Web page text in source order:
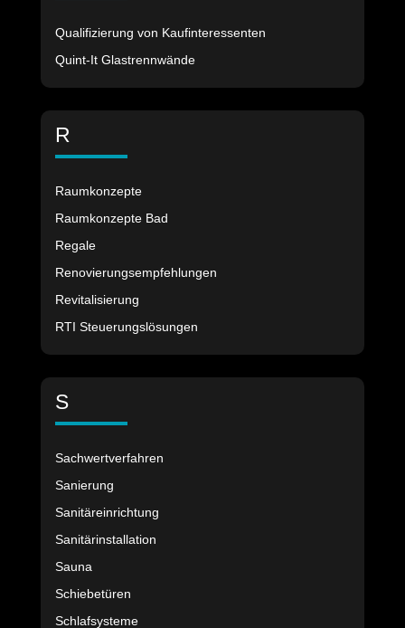
Qualifizierung von Kaufinteressenten
Quint-It Glastrennwände
R
Raumkonzepte
Raumkonzepte Bad
Regale
Renovierungsempfehlungen
Revitalisierung
RTI Steuerungslösungen
S
Sachwertverfahren
Sanierung
Sanitäreinrichtung
Sanitärinstallation
Sauna
Schiebetüren
Schlafsysteme